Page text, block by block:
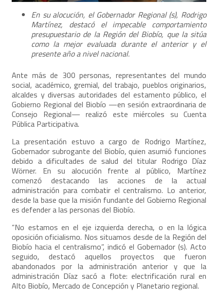
En su alocución, el Gobernador Regional (s), Rodrigo
Martínez, destacó el impecable comportamiento
presupuestario de la Región del Biobío, que la sitúa
como la mejor evaluada durante el anterior y el
presente año a nivel nacional.
Ante más de 300 personas, representantes del mundo
social, académico, gremial, del trabajo, pueblos originarios,
alcaldes y diversas autoridades del estamento público, el
Gobierno Regional del Biobío —en sesión extraordinaria de
Consejo Regional— realizó este miércoles su Cuenta
Pública Participativa.
La presentación estuvo a cargo de Rodrigo Martínez,
Gobernador subrogante del Biobío, quien asumió funciones
debido a dificultades de salud del titular Rodrigo Díaz
Wörner. En su alocución frente al público, Martínez
comenzó destacando las acciones de la actual
administración para combatir el centralismo. Lo anterior,
desde la base que la misión fundante del Gobierno Regional
es defender a las personas del Biobío.
“No estamos en el eje izquierda derecha, o en la lógica
oposición oficialismo. Nos situamos desde de la Región del
Biobío hacia el centralismo”, indicó el Gobernador (s). Acto
seguido, destacó aquellos proyectos que fueron
abandonados por la administración anterior y que la
administración Díaz sacó a flote: electrificación rural en
Alto Biobío, Mercado de Concepción y Planetario regional.